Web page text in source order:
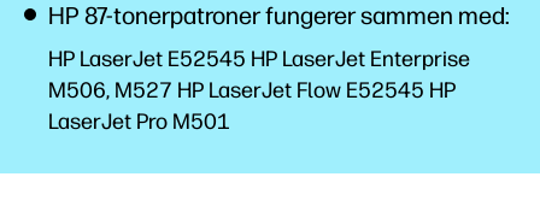
HP 87-tonerpatroner fungerer sammen med:
HP LaserJet E52545 HP LaserJet Enterprise
M506, M527 HP LaserJet Flow E52545 HP
LaserJet Pro M501